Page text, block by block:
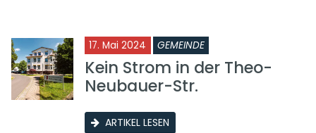
17. Mai 2024 GEMEINDE
Kein Strom in der Theo-
Neubauer-Str.
ARTIKEL LESEN